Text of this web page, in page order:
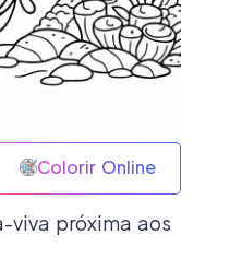
Colorir Online
viva próxima aos